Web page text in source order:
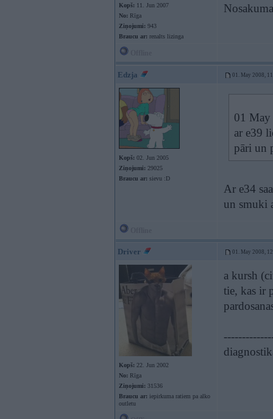
Kopš: 11. Jun 2007
No: Rīga
Ziņojumi: 943
Braucu ar: renalts lizinga
Edzja 01. May 2008,
Kopš: 02. Jun 2005
Ziņojumi: 29025
Braucu ar: sievu :D
01 May
ar e39
pāri un
Ar e34
un smuki
Driver 01. May 2008,
Kopš: 22. Jun 2002
No: Rīga
Ziņojumi: 31536
Braucu ar: iepirkuma ratiem pa alko
outletu
a kursh
tie, kas ir